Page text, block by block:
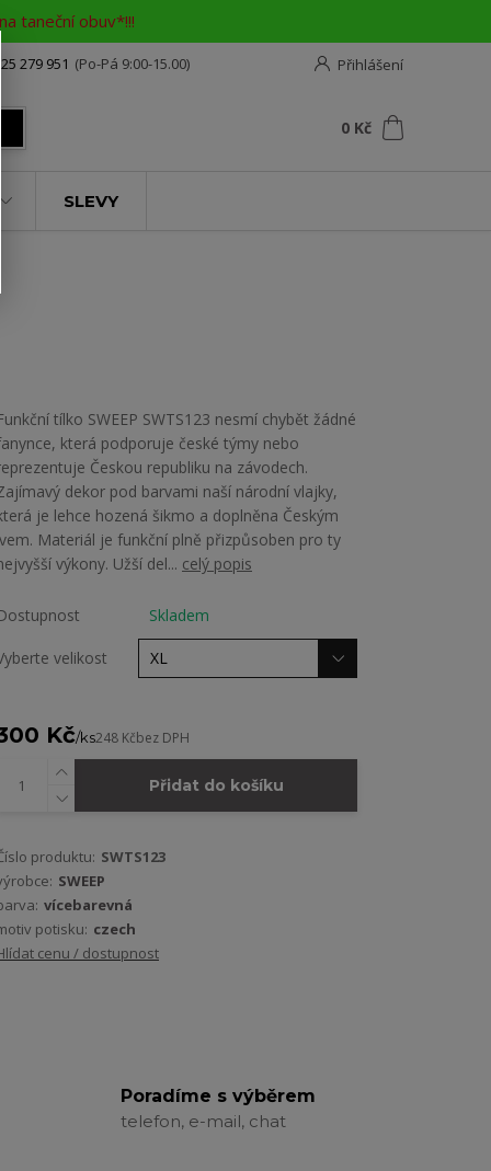
taneční obuv*!!!
Přihlášení
725 279 951 (Po-Pá 9:00-15.00)
0 Kč
SLEVY
tílko SWEEP SWTS123 nesmí chybět žádné
která podporuje české týmy nebo
Českou republiku na závodech.
dekor pod barvami naší národní vlajky,
je lehce hozená šikmo a doplněna Českým
Materiál je funkční plně přizpůsoben pro ty
výkony. Užší del... celý popis
Skladem
velikost
Kč/ks248 Kčbez DPH
Přidat do košíku
produktu: SWTS123
SWEEP
vícebarevná
potisku: czech
cenu / dostupnost
Poradíme s výběrem
telefon, e-mail, chat